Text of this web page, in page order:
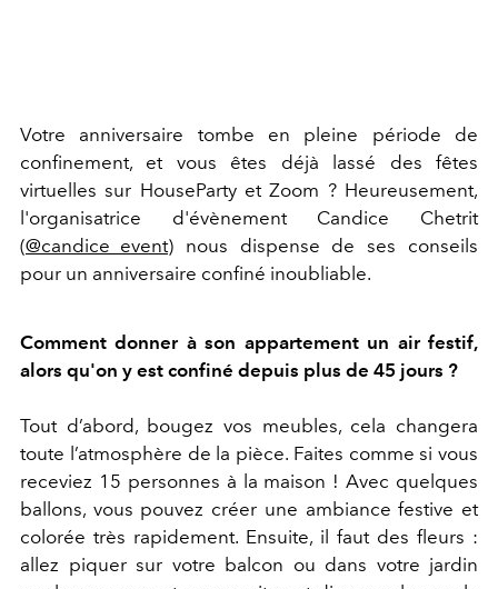
Votre anniversaire tombe en pleine période de
confinement, et vous êtes déjà lassé des fêtes
virtuelles sur HouseParty et Zoom ? Heureusement,
l'organisatrice d'évènement Candice Chetrit
(@candice_event) nous dispense de ses conseils
pour un anniversaire confiné inoubliable.
Comment donner à son appartement un air festif,
alors qu'on y est confiné depuis plus de 45 jours ?
Tout d’abord, bougez vos meubles, cela changera
toute l’atmosphère de la pièce. Faites comme si vous
receviez 15 personnes à la maison ! Avec quelques
ballons, vous pouvez créer une ambiance festive et
colorée très rapidement. Ensuite, il faut des fleurs :
allez piquer sur votre balcon ou dans votre jardin